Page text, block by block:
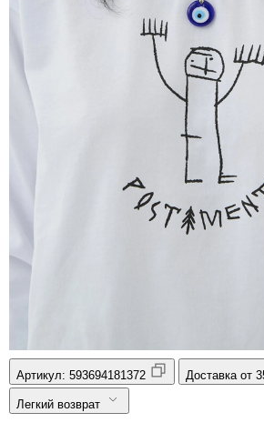
Артикул: 593694181372 Доставка от
Легкий возврат